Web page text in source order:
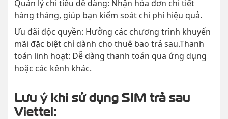
Quản lý chi tiêu dễ dàng: Nhận hóa đơn chi tiết
hàng tháng, giúp bạn kiểm soát chi phí hiệu quả.
Ưu đãi độc quyền: Hưởng các chương trình khuyến
mãi đặc biệt chỉ dành cho thuê bao trả sau.Thanh
toán linh hoạt: Dễ dàng thanh toán qua ứng dụng
hoặc các kênh khác.
Lưu ý khi sử dụng SIM trả sau
Viettel: